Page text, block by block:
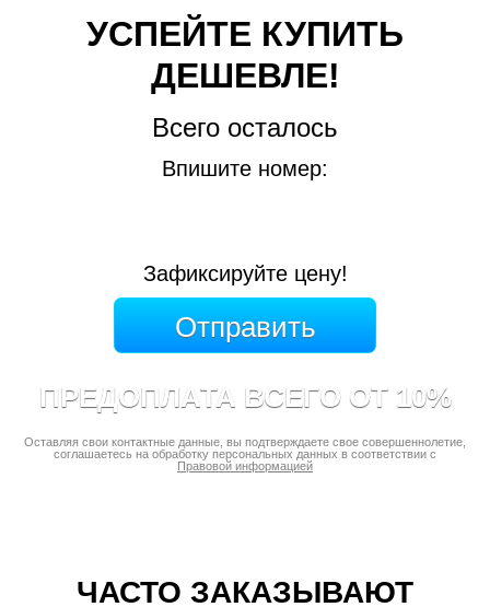
УСПЕЙТЕ КУПИТЬ
ДЕШЕВЛЕ!
Всего осталось
Впишите номер:
Зафиксируйте цену!
ПРЕДОПЛАТА ВСЕГО ОТ 10%
Оставляя свои контактные данные, вы подтверждаете свое совершеннолетие,
соглашаетесь на обработку персональных данных в соответствии с
Правовой информацией
ЧАСТО ЗАКАЗЫВАЮТ